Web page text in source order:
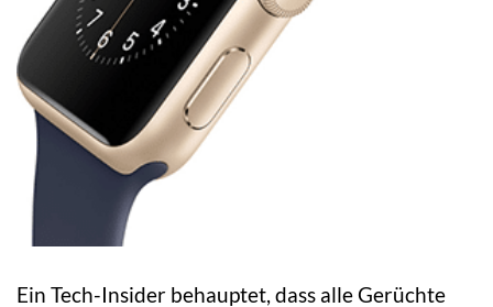
Ein Tech-Insider behauptet, dass alle Gerüchte